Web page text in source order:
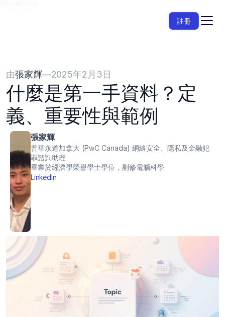
註冊
由張家輝—2025年2月3日
什麼是第一手資料？定
義、重要性與範例
張家輝
普華永道加拿大 (PwC Canada) 網絡安全、隱私及金融犯
罪諮詢助理
畢業於經濟學榮譽學士學位，副修電腦科學
LinkedIn